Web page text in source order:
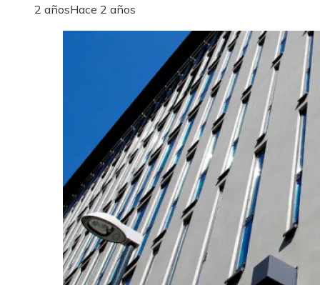
2 añosHace 2 años